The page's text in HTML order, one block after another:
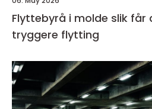
Flyttebyrå i molde slik får du en enklere og
tryggere flytting